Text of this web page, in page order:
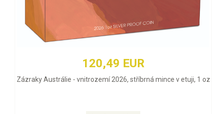
120,49 EUR
Zázraky Austrálie - vnitrozemí 2026, stříbrná mince v etuji, 1 oz